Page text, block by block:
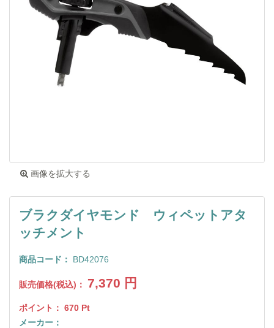
画像を拡大する
ブラクダイヤモンド ウィペットアタ
ッチメント
商品コード： BD42076
販売価格(税込)： 7,370 円
ポイント： 670 Pt
メーカー：